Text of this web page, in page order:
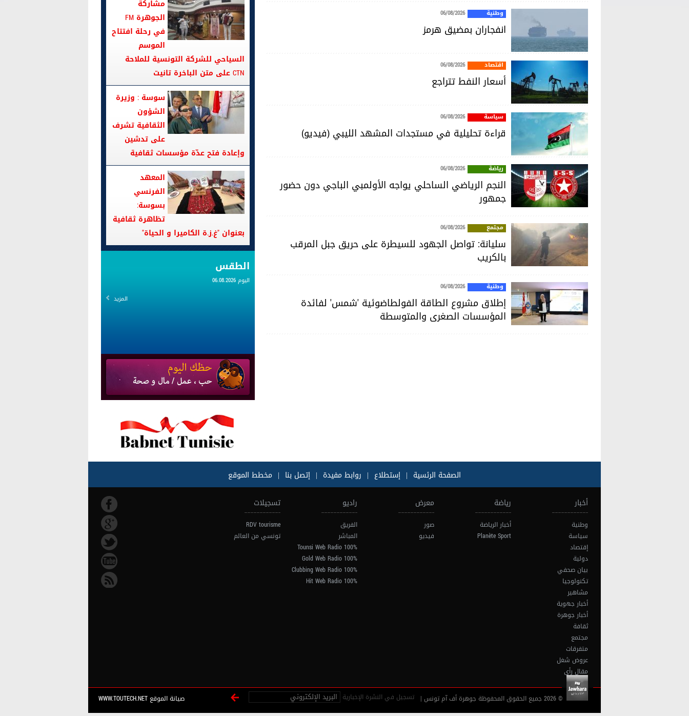
وطنية 06/08/2026
انفجاران بمضيق هرمز
اقتصاد 06/08/2026
أسعار النفط تتراجع
سياسة 06/08/2026
قراءة تحليلية في مستجدات المشهد الليبي (فيديو)
رياضة 06/08/2026
النجم الرياضي الساحلي يواجه الأولمبي الباجي دون حضور
جمهور
مجتمع 06/08/2026
سليانة: تواصل الجهود للسيطرة على حريق جبل المرقب
بالكريب
وطنية 06/08/2026
إطلاق مشروع الطاقة الفولطاضوئية 'شمس' لفائدة
المؤسسات الصغرى والمتوسطة
مشاركة
الجوهرة FM
في رحلة افتتاح
الموسم
السياحي للشركة التونسية للملاحة
CTN على متن الباخرة تانيت
سوسة : وزيرة
الشؤون
الثقافية تشرف
على تدشين
وإعادة فتح عدّة مؤسسات ثقافية
المعهد
الفرنسي
بسوسة:
تظاهرة ثقافية
بعنوان "غ.ز.ة الكاميرا و الحياة"
الطقس
اليوم 06.08.2026
المزيد
الصفحة الرئسية | إستطلاع | روابط مفيدة | إتصل بنا | مخطط الموقع
أخبار
وطنية
سياسة
إقتصاد
دولية
بيان صحفي
تكنولوجيا
مشاهير
أخبار جهوية
أخبار جوهرة
ثقافة
مجتمع
متفرقات
عروض شغل
مقال رأي
رياضة
أخبار الرياضة
Planète Sport
معرض
صور
فيديو
راديو
الفريق
المباشر
100% Tounsi Web Radio
100% Gold Web Radio
100% Clubbing Web Radio
100% Hit Web Radio
تسجيلات
RDV tourisme
تونسي من العالم
© 2026 جميع الحقوق المحفوظة جوهرة أف آم تونس | تسجيل في النشرة الإخبارية صيانة الموقع WWW.TOUTECH.NET